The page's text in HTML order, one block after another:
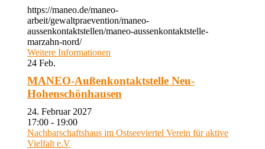
https://maneo.de/maneo-
arbeit/gewaltpraevention/maneo-
aussenkontaktstellen/maneo-aussenkontaktstelle-
marzahn-nord/
Weitere Informationen
24 Feb.
MANEO-Außenkontaktstelle Neu-
Hohenschönhausen
24. Februar 2027
17:00 - 19:00
Nachbarschaftshaus im Ostseeviertel Verein für aktive
Vielfalt e.V